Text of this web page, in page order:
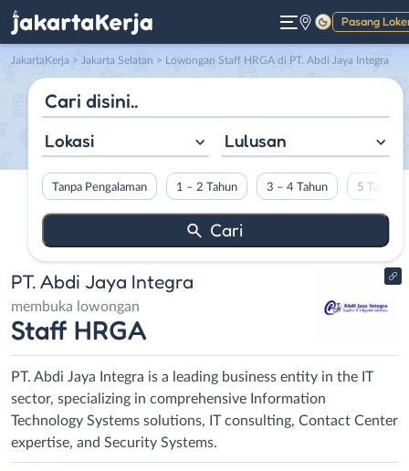
Pasang
Gelap
JakartaKerja > Jakarta Selatan > Lowongan Staff HRGA di PT. Abdi Jaya Integra
Lokasi Lulusan
Tanpa Pengalaman 1 – 2 Tahun 3 – 4 Tahun 5 Tahun
PT. Abdi Jaya Integra
membuka lowongan
Staff HRGA
PT. Abdi Jaya Integra is a leading business entity in the IT
sector, specializing in comprehensive Information
Technology Systems solutions, IT consulting, Contact Center
expertise, and Security Systems.